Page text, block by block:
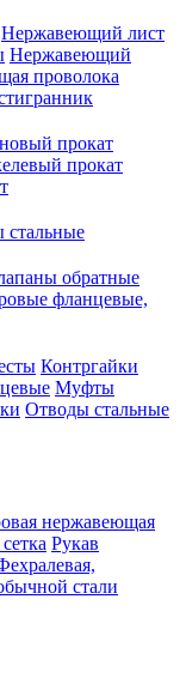
Нержавеющий лист
Нержавеющий
проволока
прокат
прокат
стальные
обратные
фланцевые,
Контргайки
Муфты
Отводы стальные
нержавеющая
Рукав
стали